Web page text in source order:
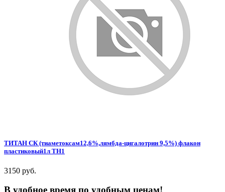
ТИТАН СК (тиаметоксам12,6%,лямбда-цигалотрин 9,5%) флакон
пластиковый1л ТН1
3150 руб.